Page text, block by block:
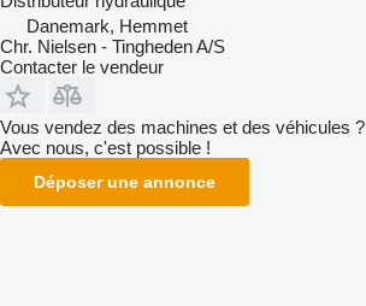
Danemark, Hemmet
Chr. Nielsen - Tingheden A/S
Contacter le vendeur
Vous vendez des machines et des véhicules ?
Avec nous, c'est possible !
Déposer une annonce